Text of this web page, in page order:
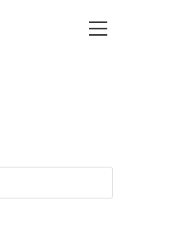
Main
Escape